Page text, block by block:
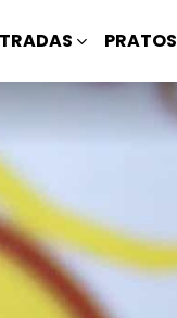
PRATOS